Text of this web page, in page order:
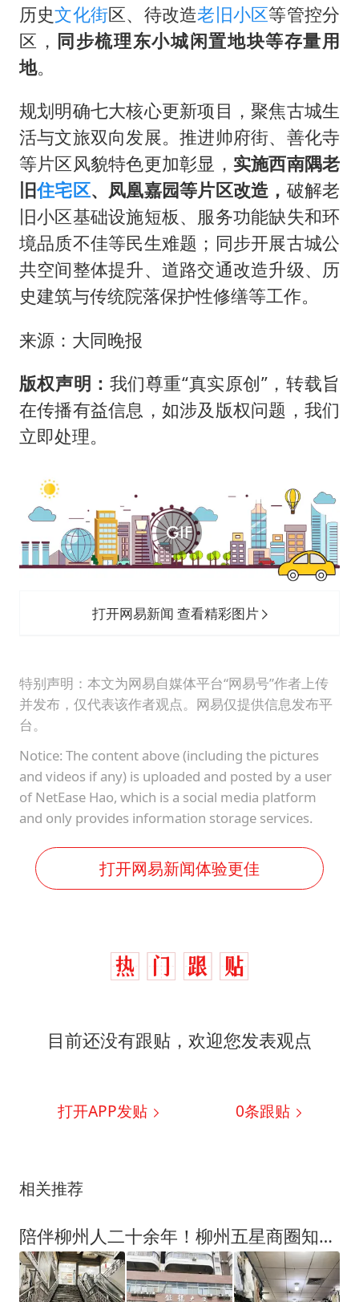
历史文化街区、待改造老旧小区等管控分
区， 同步梳理东小城闲置地块等存量用
地。
规划明确七大核心更新项目，聚焦古城生
活与文旅双向发展。推进帅府街、善化寺
等片区风貌特色更加彰显， 实施西南隅老
旧住宅区、凤凰嘉园等片区改造， 破解老
旧小区基础设施短板、服务功能缺失和环
境品质不佳等民生难题；同步开展古城公
共空间整体提升、道路交通改造升级、历
史建筑与传统院落保护性修缮等工作。
来源：大同晚报
版权声明： 我们尊重“真实原创”，转载旨
在传播有益信息，如涉及版权问题，我们
立即处理。
打开网易新闻 查看精彩图片
特别声明：本文为网易自媒体平台“网易号”作者上传
并发布，仅代表该作者观点。网易仅提供信息发布平
台。
Notice: The content above (including the pictures
and videos if any) is uploaded and posted by a user
of NetEase Hao, which is a social media platform
and only provides information storage services.
打开网易新闻体验更佳
目前还没有跟贴，欢迎您发表观点
打开APP发贴 0条跟贴
相关推荐
陪伴柳州人二十余年！柳州五星商圈知名大厦关停了？众多网友掀起回忆杀！